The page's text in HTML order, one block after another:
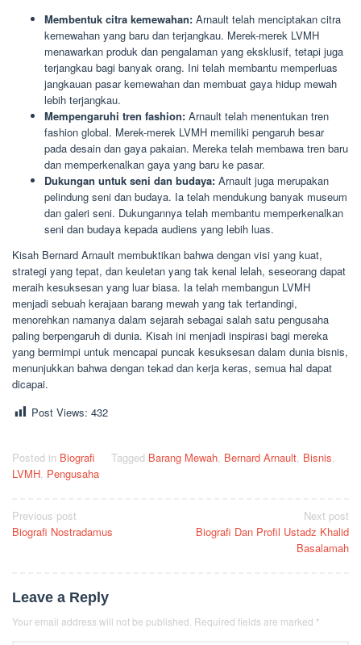
Membentuk citra kemewahan: Arnault telah menciptakan citra
kemewahan yang baru dan terjangkau. Merek-merek LVMH
menawarkan produk dan pengalaman yang eksklusif, tetapi juga
terjangkau bagi banyak orang. Ini telah membantu memperluas
jangkauan pasar kemewahan dan membuat gaya hidup mewah
lebih terjangkau.
Mempengaruhi tren fashion: Arnault telah menentukan tren
fashion global. Merek-merek LVMH memiliki pengaruh besar
pada desain dan gaya pakaian. Mereka telah membawa tren baru
dan memperkenalkan gaya yang baru ke pasar.
Dukungan untuk seni dan budaya: Arnault juga merupakan
pelindung seni dan budaya. Ia telah mendukung banyak museum
dan galeri seni. Dukungannya telah membantu memperkenalkan
seni dan budaya kepada audiens yang lebih luas.
Kisah Bernard Arnault membuktikan bahwa dengan visi yang kuat,
strategi yang tepat, dan keuletan yang tak kenal lelah, seseorang dapat
meraih kesuksesan yang luar biasa. Ia telah membangun LVMH
menjadi sebuah kerajaan barang mewah yang tak tertandingi,
menorehkan namanya dalam sejarah sebagai salah satu pengusaha
paling berpengaruh di dunia. Kisah ini menjadi inspirasi bagi mereka
yang bermimpi untuk mencapai puncak kesuksesan dalam dunia bisnis,
menunjukkan bahwa dengan tekad dan kerja keras, semua hal dapat
dicapai.
Post Views: 432
Posted in Biografi Tagged Barang Mewah, Bernard Arnault, Bisnis,
LVMH, Pengusaha
Post
navigation
Previous post
Biografi Nostradamus
Next post
Biografi Dan Profil Ustadz Khalid
Basalamah
Leave a Reply
Your email address will not be published. Required fields are marked *